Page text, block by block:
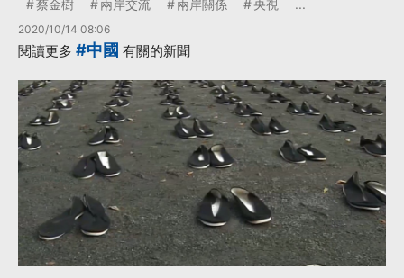
蔡金樹 兩岸交流 兩岸關係 央視 ...
2020/10/14 08:06
閱讀更多 #中國 有關的新聞